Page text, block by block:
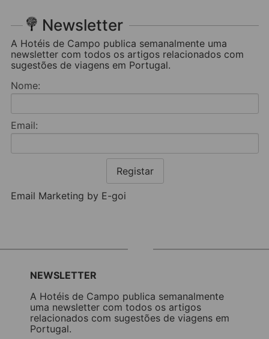
Newsletter
A Hotéis de Campo publica semanalmente uma
newsletter com todos os artigos relacionados com
sugestões de viagens em Portugal.
Nome:
Email:
Registar
Email Marketing by E-goi
NEWSLETTER
A Hotéis de Campo publica semanalmente
uma newsletter com todos os artigos
relacionados com sugestões de viagens em
Portugal.